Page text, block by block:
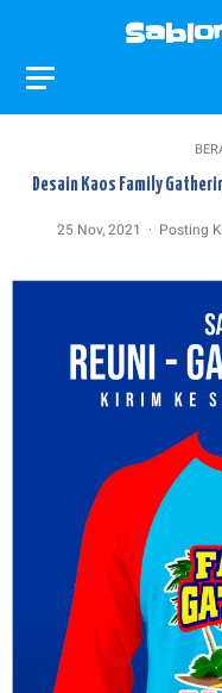
Desain Kaos Family
25 Nov, 2021 Posting